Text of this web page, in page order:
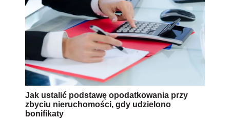
Jak ustalić podstawę opodatkowania przy
zbyciu nieruchomości, gdy udzielono
bonifikaty